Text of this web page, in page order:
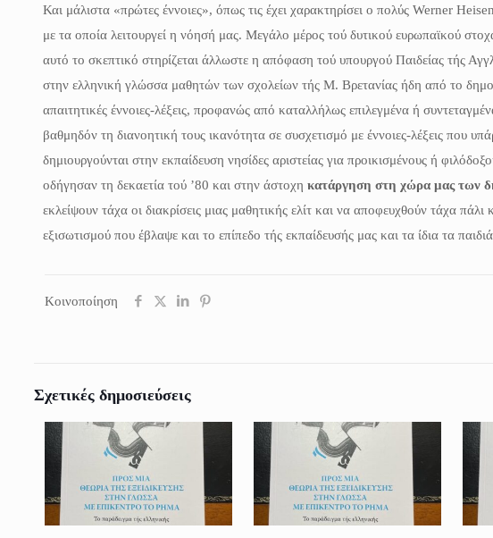
Και μάλιστα «πρώτες έννοιες», όπως τις έχει χαρακτηρίσει ο πολύς Werner
με τα οποία λειτουργεί η νόησή μας. Μεγάλο μέρος τού δυτικού ευρωπαϊκού
αυτό το σκεπτικό στηρίζεται άλλωστε η απόφαση τού υπουργού Παιδείας τής
στην ελληνική γλώσσα μαθητών των σχολείων τής Μ. Βρετανίας ήδη από το
απαιτητικές έννοιες-λέξεις, προφανώς από καταλλήλως επιλεγμένα ή
βαθμηδόν τη διανοητική τους ικανότητα σε συσχετισμό με έννοιες-λέξεις που
δημιουργούνται στην εκπαίδευση νησίδες αριστείας για προικισμένους ή
οδήγησαν τη δεκαετία τού ’80 και στην άστοχη κατάργηση στη χώρα μας των
εκλείψουν τάχα οι διακρίσεις μιας μαθητικής ελίτ και να αποφευχθούν τάχα πάλι
εξισωτισμού που έβλαψε και το επίπεδο τής εκπαίδευσής μας και τα ίδια τα
Κοινοποίηση
Σχετικές δημοσιεύσεις